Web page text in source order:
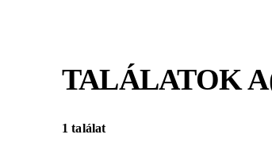
TALÁLATOK
1 találat